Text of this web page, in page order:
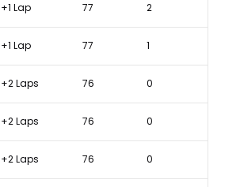
+1 Lap 77 2
+1 Lap 77 1
+2 Laps 76 0
+2 Laps 76 0
+2 Laps 76 0